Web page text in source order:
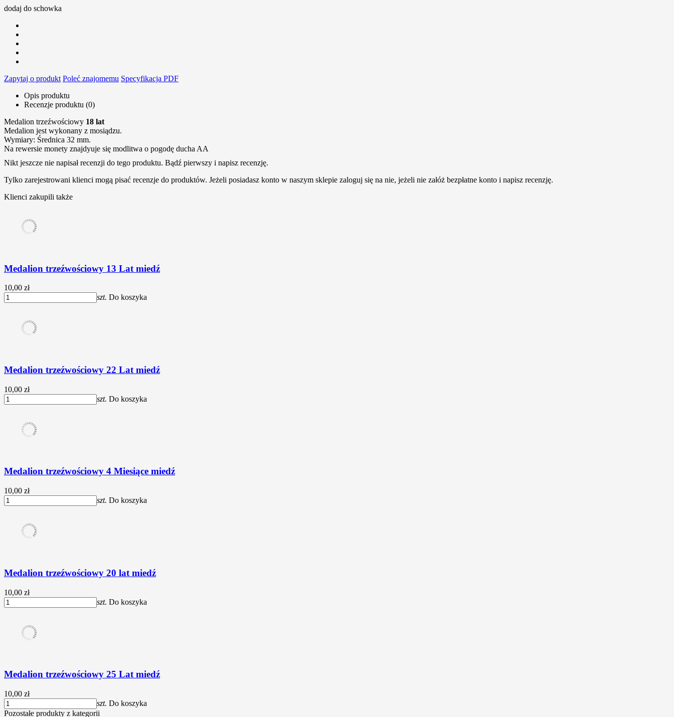
dodaj do schowka
Zapytaj o produkt Poleć znajomemu Specyfikacja PDF
Opis produktu
Recenzje produktu (0)
Medalion trzeźwościowy 18 lat
Medalion jest wykonany z mosiądzu.
Wymiary: Średnica 32 mm.
Na rewersie monety znajdyuje się modlitwa o pogodę ducha AA
Nikt jeszcze nie napisał recenzji do tego produktu. Bądź pierwszy i napisz recenzję.
Tylko zarejestrowani klienci mogą pisać recenzje do produktów. Jeżeli posiadasz konto w naszym sklepie zaloguj się na nie, jeżeli nie załóż bezpłatne konto i napisz recenzję.
Klienci zakupili także
Medalion trzeźwościowy 13 Lat miedź
10,00 zł
szt. Do koszyka
Medalion trzeźwościowy 22 Lat miedź
10,00 zł
szt. Do koszyka
Medalion trzeźwościowy 4 Miesiące miedź
10,00 zł
szt. Do koszyka
Medalion trzeźwościowy 20 lat miedź
10,00 zł
szt. Do koszyka
Medalion trzeźwościowy 25 Lat miedź
10,00 zł
szt. Do koszyka
Pozostałe produkty z kategorii